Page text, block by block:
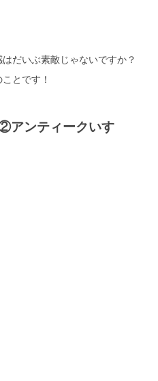
だいぶ素敵じゃないですか？
とです！
アンティークいす